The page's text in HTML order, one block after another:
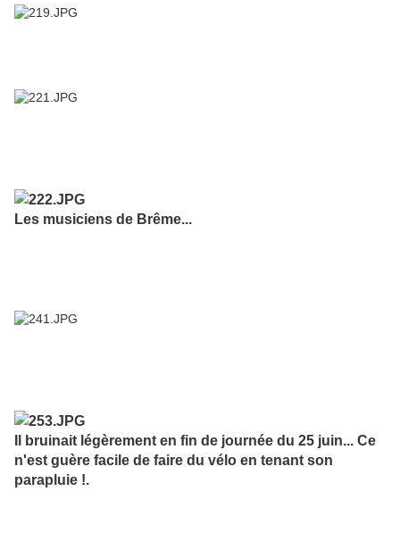
Les musiciens de Brême...
Il bruinait légèrement en fin de journée du 25 juin... Ce
n'est guère facile de faire du vélo en tenant son
parapluie !.